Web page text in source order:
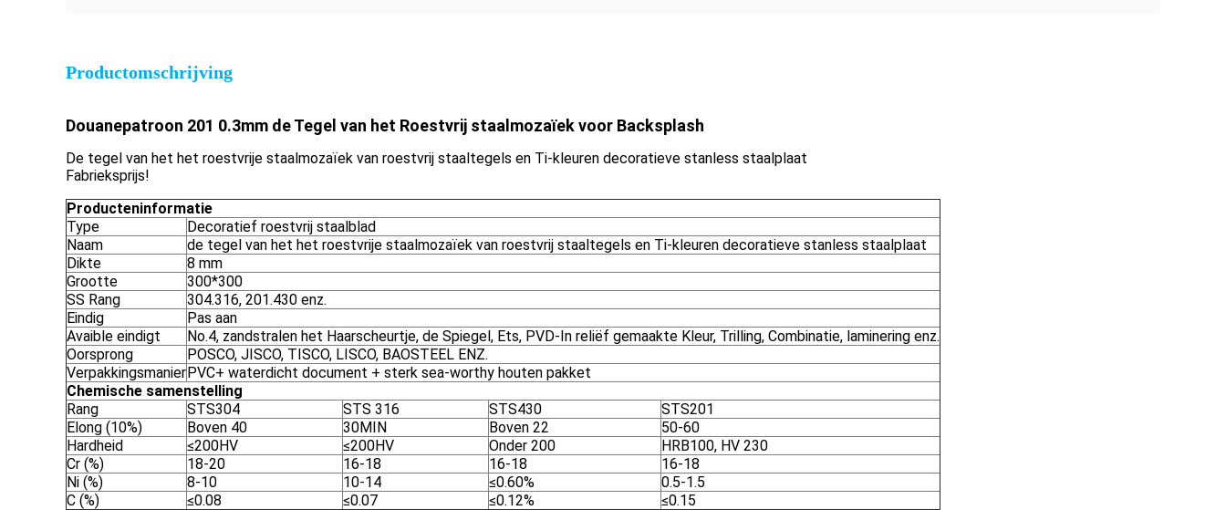
Productomschrijving
Douanepatroon 201 0.3mm de Tegel van het Roestvrij staalmozaïek voor Backsplash
De tegel van het het roestvrije staalmozaïek van roestvrij staaltegels en Ti-kleuren decoratieve stanless staalplaat
Fabrieksprijs!
Producteninformatie
Type
Decoratief roestvrij staalblad
Naam
de tegel van het het roestvrije staalmozaïek van roestvrij staaltegels en Ti-kleuren decoratieve stanless staalplaat
Dikte
8 mm
Grootte
300*300
SS Rang
304.316, 201.430 enz.
Eindig
Pas aan
Avaible eindigt
No.4, zandstralen het Haarscheurtje, de Spiegel, Ets, PVD-In reliëf gemaakte Kleur, Trilling, Combinatie, laminering enz.
Oorsprong
POSCO, JISCO, TISCO, LISCO, BAOSTEEL ENZ.
VerpakkingsmanierPVC+ waterdicht document + sterk sea-worthy houten pakket
Chemische samenstelling
Rang
STS304 STS 316 STS430
STS201
Elong (10%)
Boven 40 30MIN Boven 22
50-60
Hardheid
≤200HV ≤200HV Onder 200
HRB100, HV 230
Cr (%)
18-20 16-18 16-18
16-18
Ni (%)
8-10 10-14 ≤0.60%
0.5-1.5
C (%)
≤0.08 ≤0.07 ≤0.12% ≤0.15